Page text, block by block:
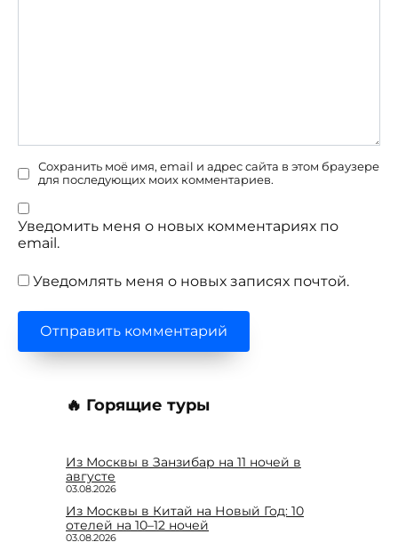
Сохранить моё имя, email и адрес сайта в этом браузере
для последующих моих комментариев.
Уведомить меня о новых комментариях по
email.
Уведомлять меня о новых записях почтой.
🔥 Горящие туры
Из Москвы в Занзибар на 11 ночей в
августе
03.08.2026
Из Москвы в Китай на Новый Год: 10
отелей на 10–12 ночей
03.08.2026